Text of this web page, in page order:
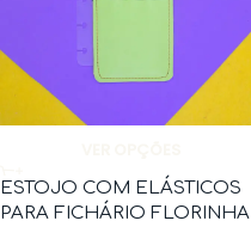
ESTOJO COM ELÁSTICOS
PARA FICHÁRIO FLORINHA